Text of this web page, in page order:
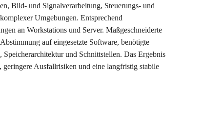
Bild- und Signalverarbeitung, Steuerungs- und
Umgebungen. Entsprechend
an Workstations und Server. Maßgeschneiderte
auf eingesetzte Software, benötigte
Speicherarchitektur und Schnittstellen. Das Ergebnis
geringere Ausfallrisiken und eine langfristig stabile